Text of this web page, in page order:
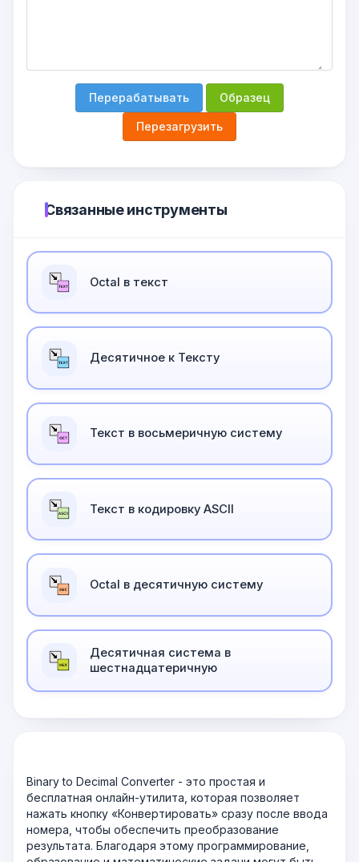
Перерабатывать Образец
Перезагрузить
Связанные инструменты
Оctal в текст
Десятичное к Тексту
Текст в восьмеричную систему
Текст в кодировку ASCII
Оctal в десятичную систему
Десятичная система в
шестнадцатеричную
Binary to Decimal Converter - это простая и
бесплатная онлайн-утилита, которая позволяет
нажать кнопку «Конвертировать» сразу после ввода
номера, чтобы обеспечить преобразование
результата. Благодаря этому программирование,